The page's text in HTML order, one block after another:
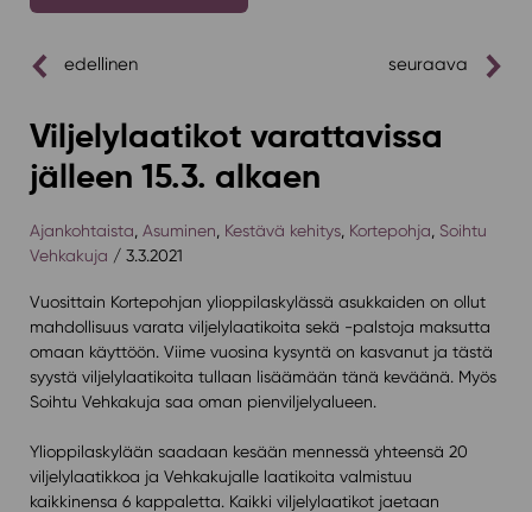
edellinen seuraava
Viljelylaatikot varattavissa
jälleen 15.3. alkaen
Ajankohtaista Asuminen Kestävä kehitys, Kortepohja Soihtu
Vehkakuja / 3.3.2021
Vuosittain Kortepohjan ylioppilaskylässä asukkaiden on ollut
mahdollisuus varata viljelylaatikoita sekä -palstoja maksutta
omaan käyttöön. Viime vuosina kysyntä on kasvanut ja tästä
syystä viljelylaatikoita tullaan lisäämään tänä keväänä. Myös
Soihtu Vehkakuja saa oman pienviljelyalueen.⁠
Ylioppilaskylään saadaan kesään mennessä yhteensä 20
viljelylaatikkoa ja Vehkakujalle laatikoita valmistuu
kaikkinensa 6 kappaletta. Kaikki viljelylaatikot jaetaan